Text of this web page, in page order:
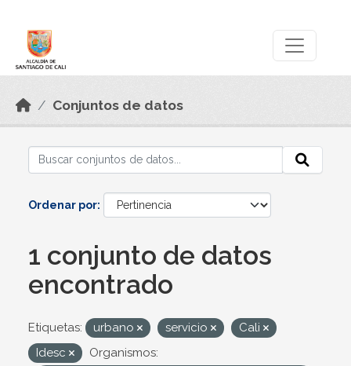
Conjuntos de datos
Ordenar por
1 conjunto de datos
encontrado
Etiquetas: urbano servicio
Cali
Idesc
Organismos: